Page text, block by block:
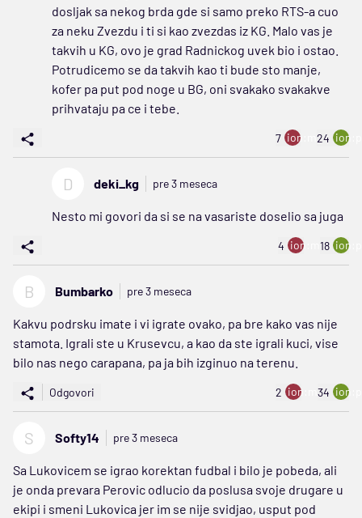
dosljak sa nekog brda gde si samo preko RTS-a cuo
za neku Zvezdu i ti si kao zvezdas iz KG. Malo vas je
takvih u KG, ovo je grad Radnickog uvek bio i ostao.
Potrudicemo se da takvih kao ti bude sto manje,
kofer pa put pod noge u BG, oni svakako svakakve
prihvataju pa ce i tebe.
7 ion:minus
24
D deki_kg pre 3 meseca
Nesto mi govori da si se na vasariste doselio sa juga
4 ion:minus
18
B Bumbarko pre 3 meseca
Kakvu podrsku imate i vi igrate ovako, pa bre kako vas nije
stamota. Igrali ste u Krusevcu, a kao da ste igrali kuci, vise
bilo nas nego carapana, pa ja bih izginuo na terenu.
Odgovori 2 ion:minus
34
S Softy14 pre 3 meseca
Sa Lukovicem se igrao korektan fudbal i bilo je pobeda, ali
je onda prevara Perovic odlucio da poslusa svoje drugare u
ekipi i smeni Lukovica jer im se nije svidjao, usput pod